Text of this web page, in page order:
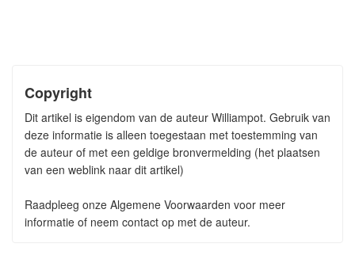
Copyright
Dit artikel is eigendom van de auteur Williampot. Gebruik van
deze informatie is alleen toegestaan met toestemming van
de auteur of met een geldige bronvermelding (het plaatsen
van een weblink naar dit artikel)
Raadpleeg onze Algemene Voorwaarden voor meer
informatie of neem contact op met de auteur.